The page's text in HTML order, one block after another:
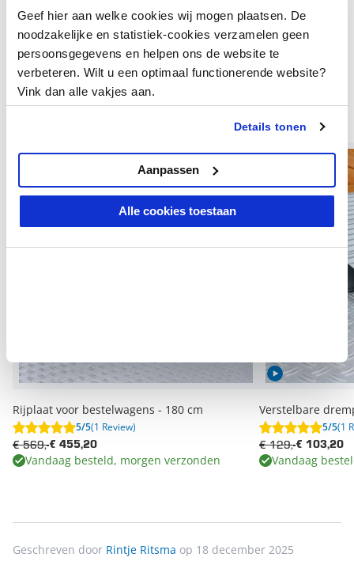
Geef hier aan welke cookies wij mogen plaatsen. De
noodzakelijke en statistiek-cookies verzamelen geen
persoonsgegevens en helpen ons de website te
verbeteren. Wilt u een optimaal functionerende website?
Vink dan alle vakjes aan.
Details tonen
Alle cookies toestaan
Aanpassen
Hulp nodig?
Komt u er niet helemaal uit, of wilt u dat we even meekijken
met de juiste oplossing? Neem gerustcontactmet ons op!
Onze specialisten rekenen direct met u mee en adviseren de
best passende drempelhulp of oprijplaat voor uw situatie. Of
kom gezellig langs in onze
Rijplaat voor bestelwagens - 180 cm
5/5(1 Review)
€ 455,20
€ 569,-
Vandaag besteld, morgen verzonden
Verstelbare
5/5(1
€ 103,20
€ 129,-
Vandaag
Geschreven door Rintje Ritsma op 18 december 2025